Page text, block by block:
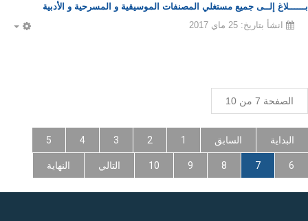
بــــــلاغ إلــى جميع مستغلي المصنفات الموسيقية و المسرحية و الأدبية
انشأ بتاريخ: 25 ماي 2017
الصفحة 7 من 10
البداية السابق 1
2
3
4
5
6
7
8
9
10 التالي النهاية